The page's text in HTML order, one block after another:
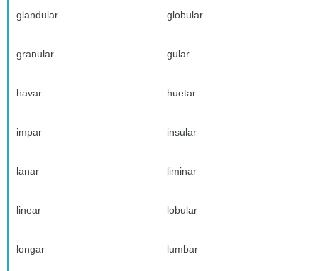
glandular globular
granular gular
havar huetar
impar insular
lanar liminar
linear lobular
longar lumbar